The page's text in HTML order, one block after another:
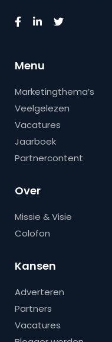
Menu
Marketingthema’s
Veelgelezen
Vacatures
Jaarboek
Partnercontent
Over
Missie & Visie
Colofon
Kansen
Adverteren
Partners
Vacatures